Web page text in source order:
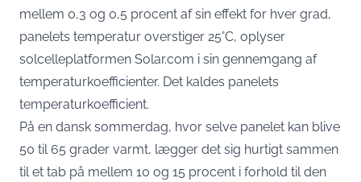
mellem 0,3 og 0,5 procent af sin effekt for hver grad,
panelets temperatur overstiger 25°C, oplyser
solcelleplatformen Solar.com i sin gennemgang af
temperaturkoefficienter. Det kaldes panelets
temperaturkoefficient.
På en dansk sommerdag, hvor selve panelet kan blive
50 til 65 grader varmt, lægger det sig hurtigt sammen
til et tab på mellem 10 og 15 procent i forhold til den